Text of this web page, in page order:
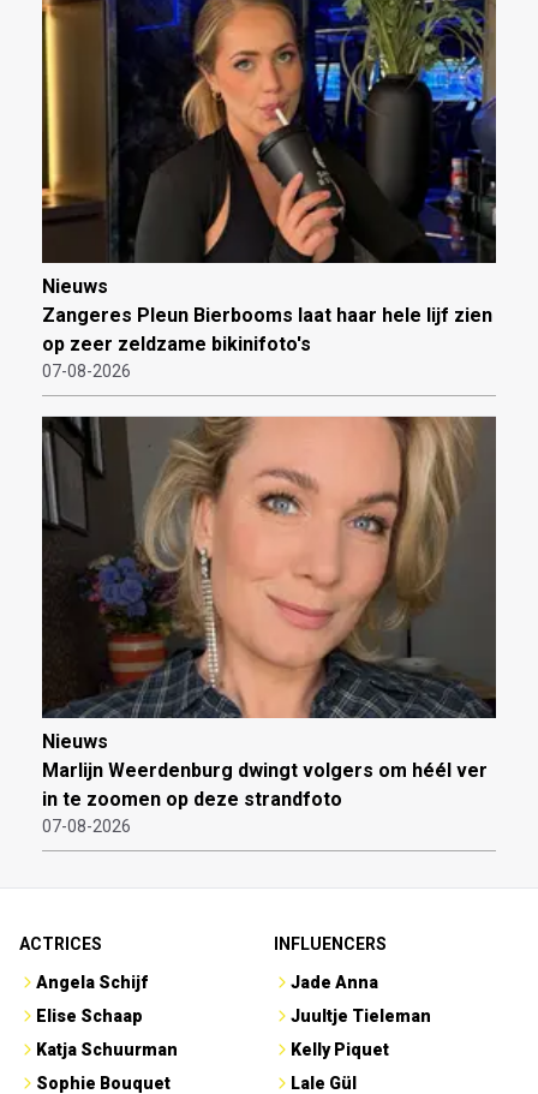
Nieuws
Zangeres Pleun Bierbooms laat haar hele lijf zien
op zeer zeldzame bikinifoto's
07-08-2026
Nieuws
Marlijn Weerdenburg dwingt volgers om héél ver
in te zoomen op deze strandfoto
07-08-2026
ACTRICES
Angela Schijf
Elise Schaap
Katja Schuurman
Sophie Bouquet
INFLUENCERS
Jade Anna
Juultje Tieleman
Kelly Piquet
Lale Gül